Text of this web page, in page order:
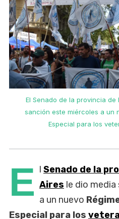
El Senado de la provincia de
sanción este miércoles a un
Especial para los
E l Senado de la
Aires le dio
a un nuevo
Especial para los